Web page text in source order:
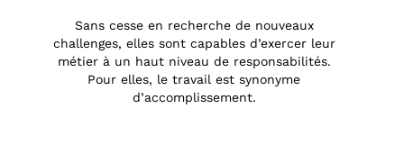
Sans cesse en recherche de nouveaux
challenges, elles sont capables d’exercer leur
métier à un haut niveau de responsabilités.
Pour elles, le travail est synonyme
d’accomplissement.